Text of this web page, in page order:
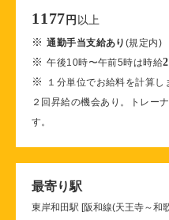
1177 円 以上
※通勤手当支給あり (規定内)
※午後10時〜午前5時は時給
※
１分単位でお給料を計算
２回昇給の機会あり。トレー
す。
最寄り駅
東岸和田駅 [阪和線(天王寺～和